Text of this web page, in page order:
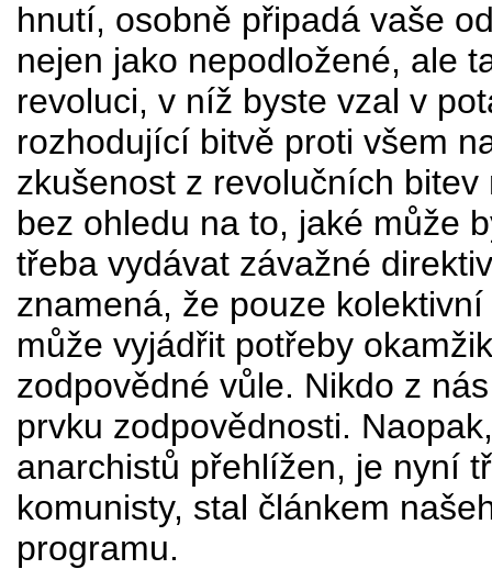
hnutí, osobně připadá vaše
nejen jako nepodložené, ale
revoluci, v níž byste vzal v
rozhodující bitvě proti všem
zkušenost z revolučních
bez ohledu na to, jaké může
třeba vydávat závažné
znamená, že pouze
může vyjádřit potřeby
zodpovědné vůle. Nikdo z
prvku zodpovědnosti.
anarchistů přehlížen, je nyní
komunisty, stal článkem
programu.